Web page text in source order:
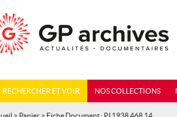
RECHERCHER ET VOIR NOS COLLECTIONS